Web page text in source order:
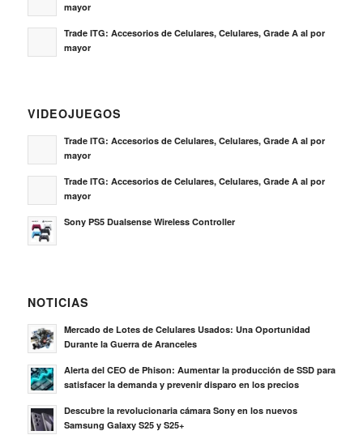
mayor
Trade ITG: Accesorios de Celulares, Celulares, Grade A al por
mayor
VIDEOJUEGOS
Trade ITG: Accesorios de Celulares, Celulares, Grade A al por
mayor
Trade ITG: Accesorios de Celulares, Celulares, Grade A al por
mayor
Sony PS5 Dualsense Wireless Controller
NOTICIAS
Mercado de Lotes de Celulares Usados: Una Oportunidad
Durante la Guerra de Aranceles
Alerta del CEO de Phison: Aumentar la producción de SSD para
satisfacer la demanda y prevenir disparo en los precios
Descubre la revolucionaria cámara Sony en los nuevos
Samsung Galaxy S25 y S25+